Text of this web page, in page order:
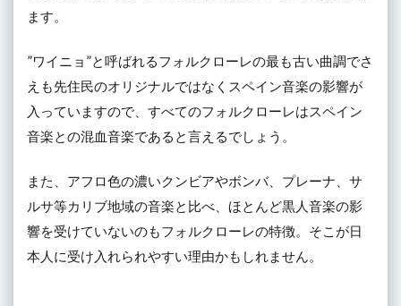
ます。
”ワイニョ”と呼ばれるフォルクローレの最も古い曲調でさ
えも先住民のオリジナルではなくスペイン音楽の影響が
入っていますので、すべてのフォルクローレはスペイン
音楽との混血音楽であると言えるでしょう。
また、アフロ色の濃いクンビアやボンバ、プレーナ、サ
ルサ等カリブ地域の音楽と比べ、ほとんど黒人音楽の影
響を受けていないのもフォルクローレの特徴。そこが日
本人に受け入れられやすい理由かもしれません。